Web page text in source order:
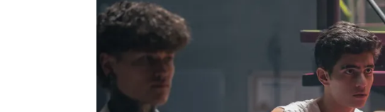
‘UPA Next’, compuesta por 8
de Atresmedia Televisión en
MEDIAPRO STUDIO) y cuenta con
Espeso y Javier Pons como